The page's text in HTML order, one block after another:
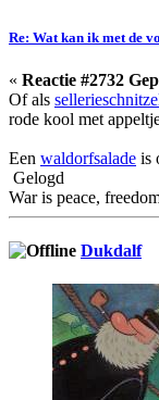
Re: Wat kan ik met de
« Reactie #2732
Of als
rode kool met
Een waldorfsalade is
Gelogd
War is peace,
Dukdalf